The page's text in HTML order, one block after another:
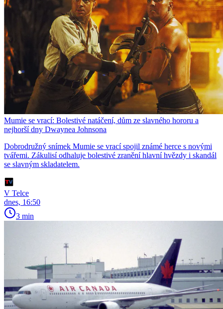
Mumie se vrací: Bolestivé natáčení, dům ze slavného hororu a
nejhorší dny Dwaynea Johnsona
Dobrodružný snímek Mumie se vrací spojil známé herce s novými
tvářemi. Zákulisí odhaluje bolestivé zranění hlavní hvězdy i skandál
se slavným skladatelem.
V Telce
dnes, 16:50
3 min